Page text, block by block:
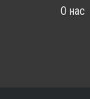
О нас